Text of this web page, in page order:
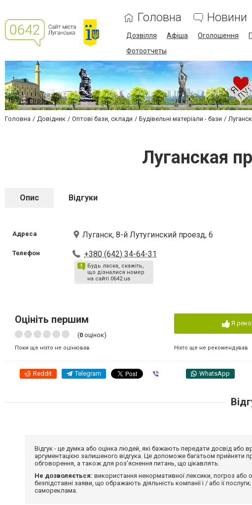
Головна Новини
Дозвілля Афіша Оголошення
Фотоотчеты
Головна Довідник Оптові бази, склади Будівельні матеріали - бази
Луганская
Опис Відгуки
Адреса Луганск, 8-й Лутугинский проезд, 6
Телефон +380 (642) 34-64-31
Будь ласка, скажіть,
що дізналися номер
на сайті 0642.ua
Оцініть першим
(0 оцінок)
Поки ще ніхто не оцінював
Я
Ніхто ще не рекомендував
Reddit Telegram WhatsApp
Відгук - це думка або оцінка людей, які бажають передати досвід
аргументацією залишеного відгука. Це допоможе багатьом прийняти
обговорення, а також для роз'яснення питань, що цікавлять.
Не дозволяється: використання ненормативної лексики, погроз або
безпідставні заяви, що ображають діяльність компанії і / або її
самореклама.